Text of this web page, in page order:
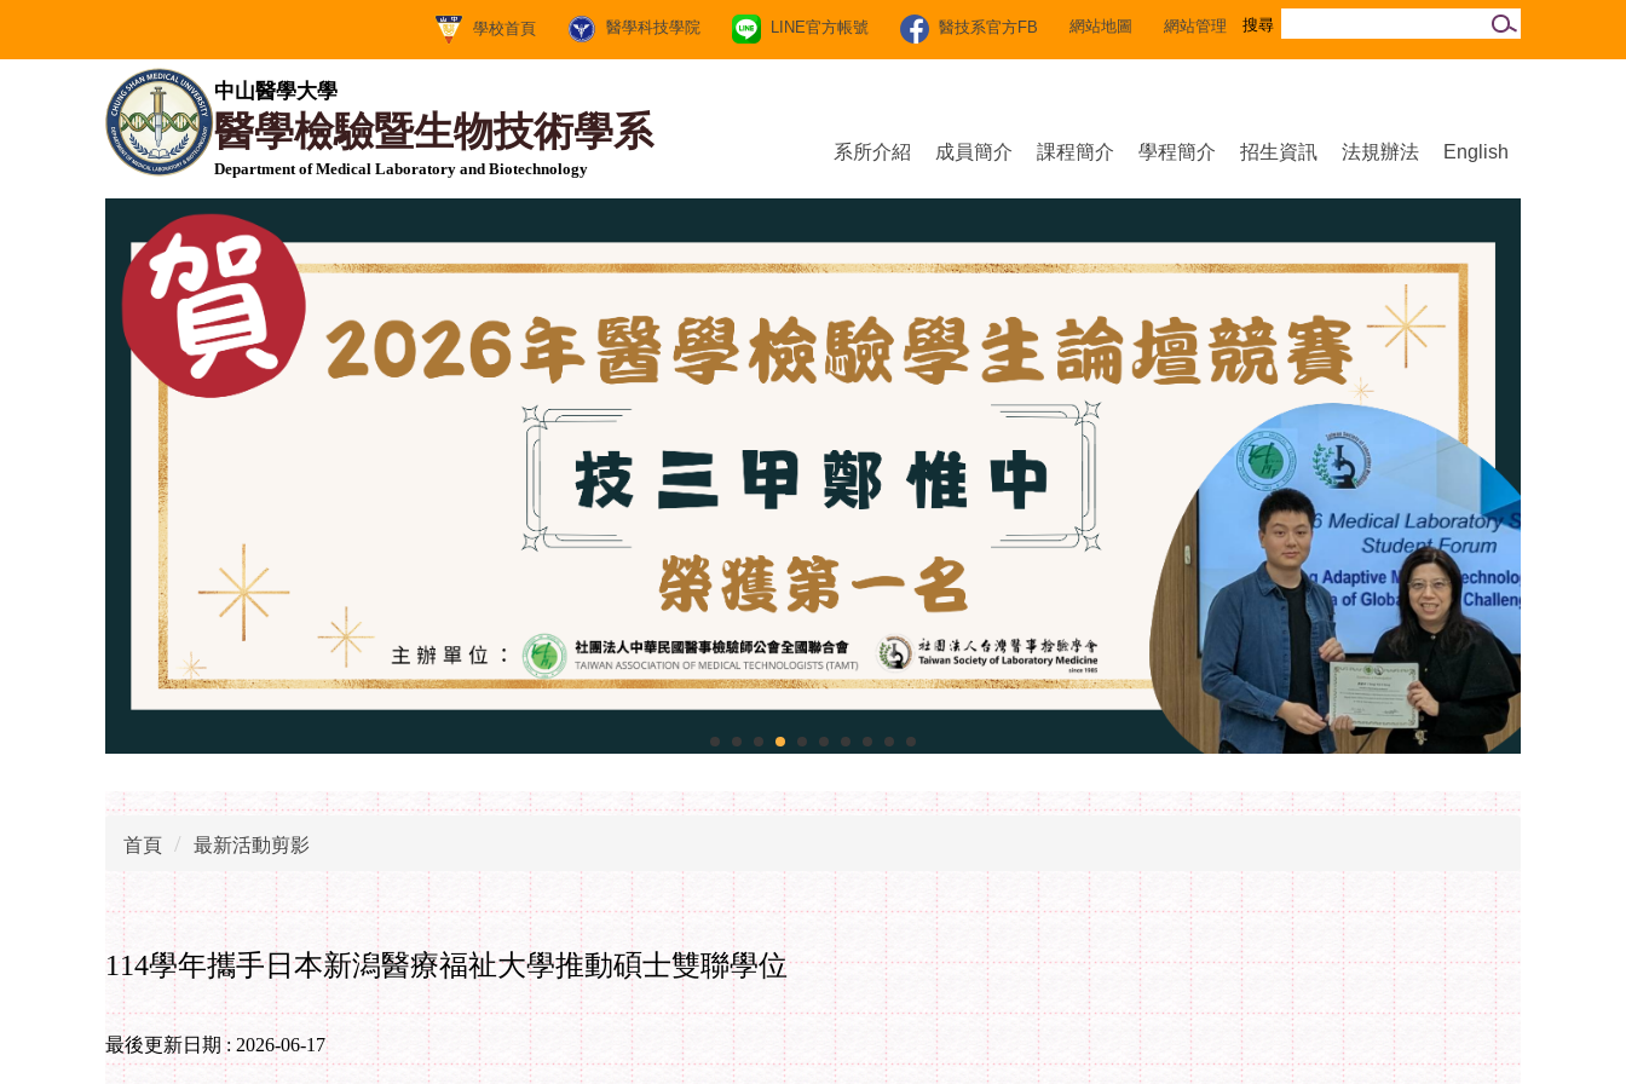
中山醫學大學
醫學檢驗暨生物技術學系
Department of Medical Laboratory and Biotechnology
系所介紹 成員簡介 課程簡介 學程簡介 招生資訊 法規辦法 English
學校首頁 醫學科技學院 LINE官方帳號 醫技系官方FB 網站地圖 網站管理
首頁 最新活動剪影
114學年攜手日本新潟醫療福祉大學推動碩士雙聯學位
最後更新日期 : 2026-06-17